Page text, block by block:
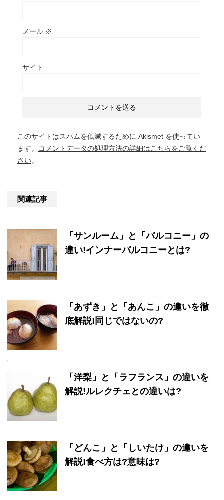
メール ※
サイト
このサイトはスパムを低減するために Akismet を使ってい
ます。
コメントデータの処理方法の詳細はこちらをご覧くだ
さい。
関連記事
「サンルーム」と「バルコニー」の
違い!インナーバルコニーとは?
「あずき」と「あんこ」の違いを徹
底解説!同じではないの?
「洋梨」と「ラフランス」の違いを
解説!ルレクチェとの違いは?
「どんこ」と「しいたけ」の違いを
解説!食べ方は?意味は?